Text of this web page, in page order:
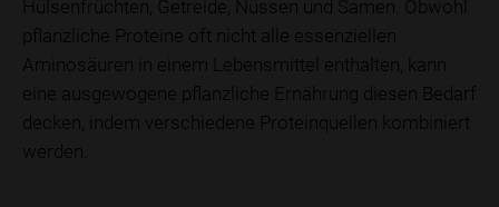
Hülsenfrüchten, Getreide, Nüssen und Samen. Obwohl
pflanzliche Proteine oft nicht alle essenziellen
Aminosäuren in einem Lebensmittel enthalten, kann
eine ausgewogene pflanzliche Ernährung diesen Bedarf
decken, indem verschiedene Proteinquellen kombiniert
werden.